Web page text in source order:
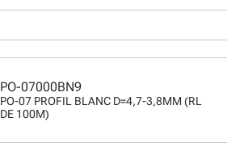
PO-07000BN9
PO-07 PROFIL BLANC D=4,7-3,8MM (RL
DE 100M)